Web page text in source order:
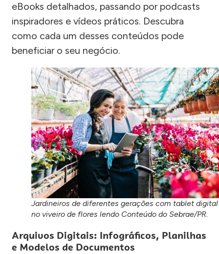
eBooks detalhados, passando por podcasts
inspiradores e vídeos práticos. Descubra
como cada um desses conteúdos pode
beneficiar o seu negócio.
Jardineiros de diferentes gerações com tablet digital
no viveiro de flores lendo Conteúdo do Sebrae/PR.
Arquivos Digitais: Infográficos, Planilhas
e Modelos de Documentos